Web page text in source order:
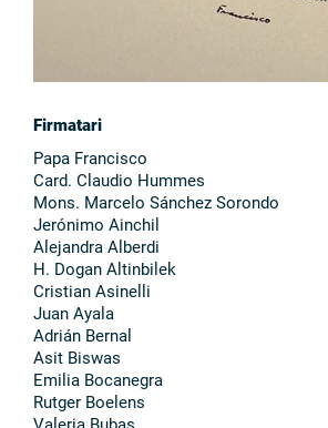
Firmatari
Papa Francisco
Card. Claudio Hummes
Mons. Marcelo Sánchez Sorondo
Jerónimo Ainchil
Alejandra Alberdi
H. Dogan Altinbilek
Cristian Asinelli
Juan Ayala
Adrián Bernal
Asit Biswas
Emilia Bocanegra
Rutger Boelens